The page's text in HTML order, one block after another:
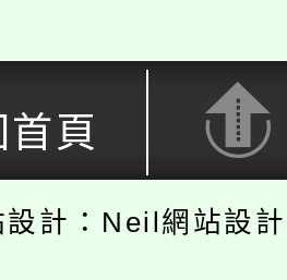
頁
設計：Neil網站設